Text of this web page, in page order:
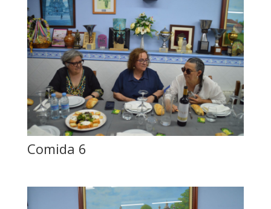
Comida 6